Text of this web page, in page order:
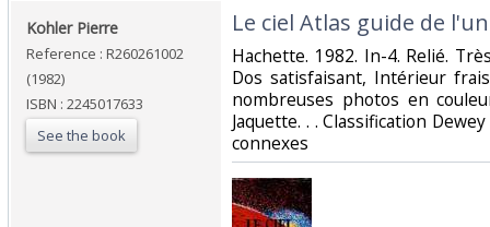
‎Kohler Pierre‎
Reference : R260261002
(1982)
ISBN : 2245017633
See the book
‎Le ciel Atlas guide de
‎Hachette. 1982. In-4. Relié.
Dos satisfaisant, Intérieur
nombreuses photos en
Jaquette. . . Classification
connexes‎